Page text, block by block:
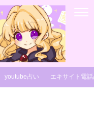
youtube占い エキサイト電